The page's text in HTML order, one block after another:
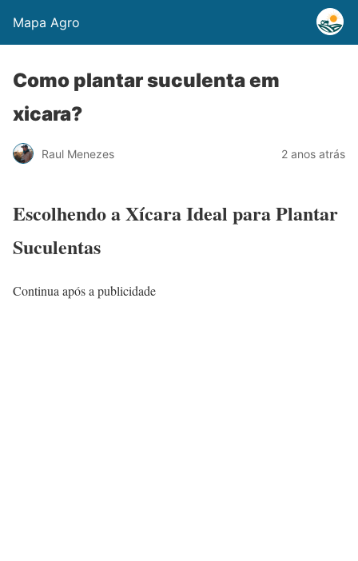
Mapa Agro
Como plantar suculenta em
xicara?
Raul Menezes 2 anos atrás
Escolhendo a Xícara Ideal para Plantar
Suculentas
Continua após a publicidade